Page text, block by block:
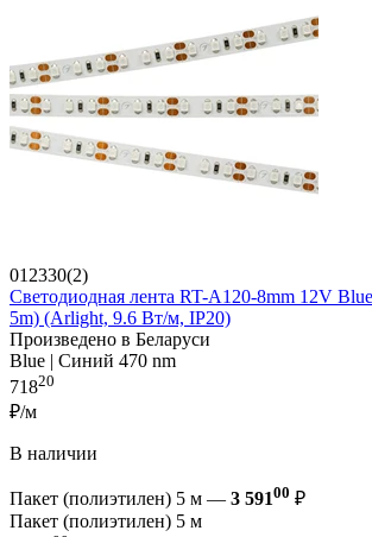
012330(2)
Светодиодная лента RT-A120-8mm 12V
5m) (Arlight, 9.6 Вт/м, IP20)
Произведено в Беларуси
Blue | Синий 470 nm
71820
₽/м
В наличии
Пакет (полиэтилен) 5 м — 3 59100 ₽
Пакет (полиэтилен) 5 м